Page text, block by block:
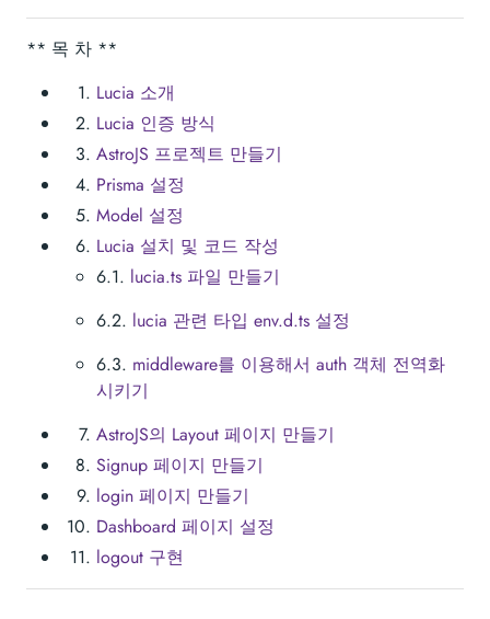
** 목 차 **
Lucia 소개
Lucia 인증 방식
AstroJS 프로젝트 만들기
Prisma 설정
Model 설정
Lucia 설치 및 코드 작성
6.1. lucia.ts 파일 만들기
6.2. lucia 관련 타입 env.d.ts 설정
6.3. middleware를 이용해서 auth 객체 전역화
시키기
AstroJS의 Layout 페이지 만들기
Signup 페이지 만들기
login 페이지 만들기
Dashboard 페이지 설정
logout 구현